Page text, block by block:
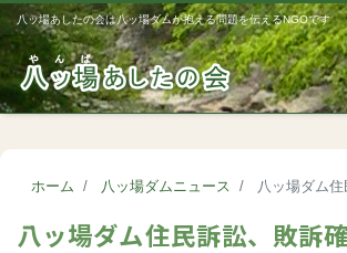
八ッ場あしたの会は八ッ場ダムが抱える問題を伝えるNGOです
ホーム 八ッ場ダムニュース 八ッ場ダム
八ッ場ダム住民訴訟、敗訴